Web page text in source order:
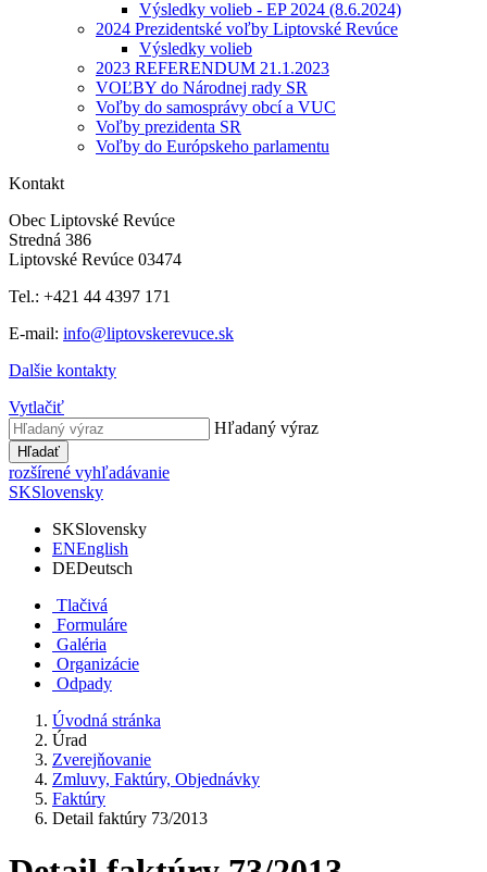
Výsledky volieb - EP 2024 (8.6.2024)
2024 Prezidentské voľby Liptovské Revúce
Výsledky volieb
2023 REFERENDUM 21.1.2023
VOĽBY do Národnej rady SR
Voľby do samosprávy obcí a VUC
Voľby prezidenta SR
Voľby do Európskeho parlamentu
Kontakt
Obec Liptovské Revúce
Stredná 386
Liptovské Revúce 03474
Tel.: +421 44 4397 171
E-mail: info@liptovskerevuce.sk
Dalšie kontakty
Vytlačiť
Hľadaný výraz
Hľadať
rozšírené vyhľadávanie
SKSlovensky
SKSlovensky
ENEnglish
DEDeutsch
Tlačivá
Formuláre
Galéria
Organizácie
Odpady
Úvodná stránka
Úrad
Zverejňovanie
Zmluvy, Faktúry, Objednávky
Faktúry
Detail faktúry 73/2013